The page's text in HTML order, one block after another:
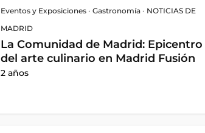
Eventos y Exposiciones • Gastronomía • NOTICIAS DE
MADRID
La Comunidad de Madrid: Epicentro
del arte culinario en Madrid Fusión
2 años